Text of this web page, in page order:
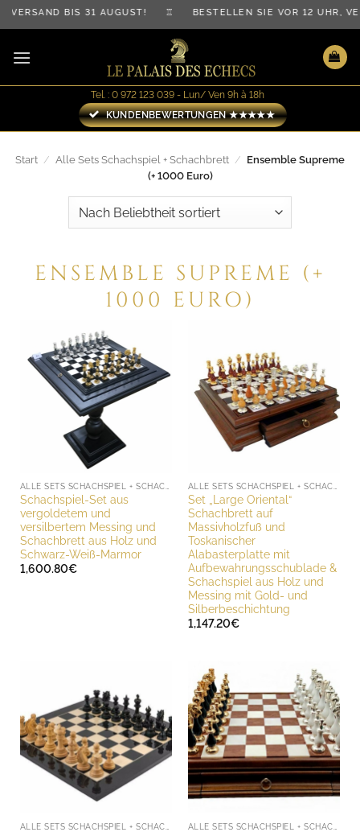
Zum
Inhalt
springen
BIS 31 AUGUST! ♖ BESTELLEN SIE VOR 12 UHR,
Tel. : 0 972 123 039 - Lun/ Ven 9h à 18h
KUNDENBEWERTUNGEN ★★★★★
Start / Alle Sets Schachspiel + Schachbrett / Ensemble Supreme
(+ 1000 Euro)
ENSEMBLE SUPREME (+
1000 EURO)
Schachspiel-Set aus
vergoldetem und
versilbertem Messing und
Schachbrett aus Holz und
Schwarz-Weiß-Marmor
1,600.80€
Set „Large Oriental“
Schachbrett auf
Massivholzfuß und
Toskanischer
Alabasterplatte mit
Aufbewahrungsschublade &
Schachspiel aus Holz und
Messing mit Gold- und
Silberbeschichtung
1,147.20€